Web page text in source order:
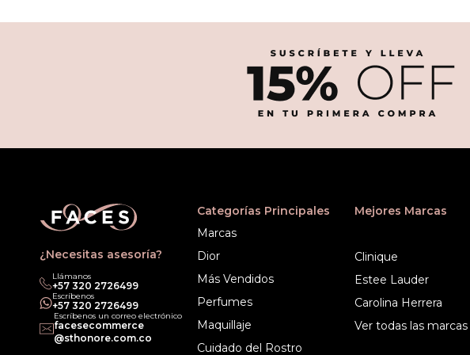
¿Necesitas asesoría?
Llámanos
‎+57 320 2726499
Escríbenos
‎+57 320 2726499
Escríbenos un correo electrónico
facesecommerce
@sthonore.com.co
Categorías Principales
Marcas
Dior
Más Vendidos
Perfumes
Maquillaje
Cuidado del Rostro
Mejores Marcas
Clinique
Estee Lauder
Carolina Herrera
Ver todas las marcas